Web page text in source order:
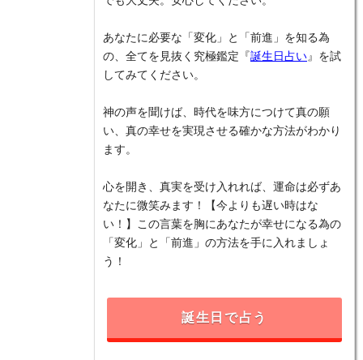
あなたに必要な「変化」と「前進」を知る為
の、全てを見抜く究極鑑定『誕生日占い 』を試
してみてください。
神の声を聞けば、時代を味方につけて真の願
い、真の幸せを実現させる確かな方法がわかり
ます。
心を開き、真実を受け入れれば、運命は必ずあ
なたに微笑みます！【今よりも遅い時はな
い！】この言葉を胸にあなたが幸せになる為の
「変化」と「前進」の方法を手に入れましょ
う！
誕生日で占う